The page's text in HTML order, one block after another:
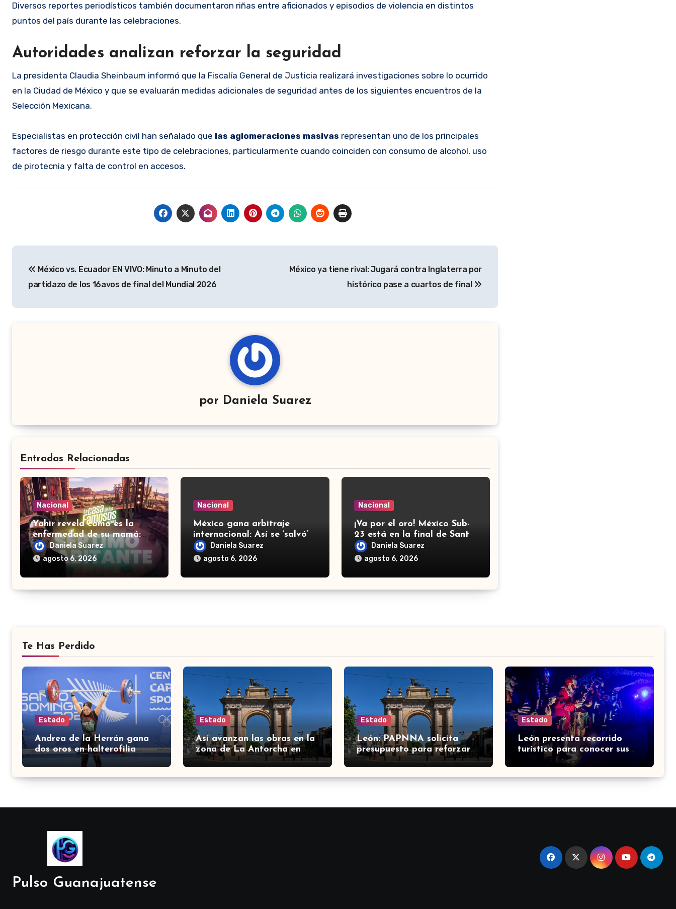
Diversos reportes periodísticos también documentaron riñas entre aficionados y episodios de violencia en distintos
puntos del país durante las celebraciones.
Autoridades analizan reforzar la seguridad
La presidenta Claudia Sheinbaum informó que la Fiscalía General de Justicia realizará investigaciones sobre lo ocurrido
en la Ciudad de México y que se evaluarán medidas adicionales de seguridad antes de los siguientes encuentros de la
Selección Mexicana.
Especialistas en protección civil han señalado que las aglomeraciones masivas representan uno de los principales
factores de riesgo durante este tipo de celebraciones, particularmente cuando coinciden con consumo de alcohol, uso
de pirotecnia y falta de control en accesos.
de
México vs. Ecuador EN VIVO: Minuto a Minuto del
partidazo de los 16avos de final del Mundial 2026
México ya tiene rival: Jugará contra Inglaterra por
histórico pase a cuartos de final
por Daniela Suarez
Entradas Relacionadas
Nacional
Yahir revela cómo es la
enfermedad de su mamá:
‘No se acuerda quién soy,
que canto’
Daniela Suarez
agosto 6, 2026
Nacional
México gana arbitraje
internacional: Así se ‘salvó’
de pagar 219 millones de
dólares a fondos de EU
Daniela Suarez
agosto 6, 2026
Nacional
¡Va por el oro! México Sub-
23 está en la final de Santo
Domingo 2026 tras golear
a Panamá
Daniela Suarez
agosto 6, 2026
Te Has Perdido
Estado
Andrea de la Herrán gana
dos oros en halterofilia
para Guanajuato en los
Juegos Centroamericanos
2026
Estado
Así avanzan las obras en la
zona de La Antorcha en
León para mejorar la
circulación
Estado
León: PAPNNA solicita
presupuesto para reforzar
atención a niñas, niños y
adolescentes
Estado
León presenta recorrido
turístico para conocer sus
barrios y espacios históricos
Pulso Guanajuatense